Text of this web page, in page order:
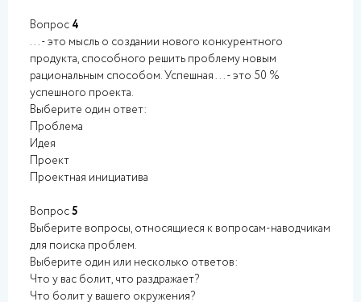
Вопрос 4
... - это мысль о создании нового конкурентного
продукта, способного решить проблему новым
рациональным способом. Успешная ... - это 50 %
успешного проекта.
Выберите один ответ:
Проблема
Идея
Проект
Проектная инициатива
Вопрос5
Выберите вопросы, относящиеся к вопросам-наводчикам
для поиска проблем.
Выберите один или несколько ответов:
Что у вас болит, что раздражает?
Что болит у вашего окружения?